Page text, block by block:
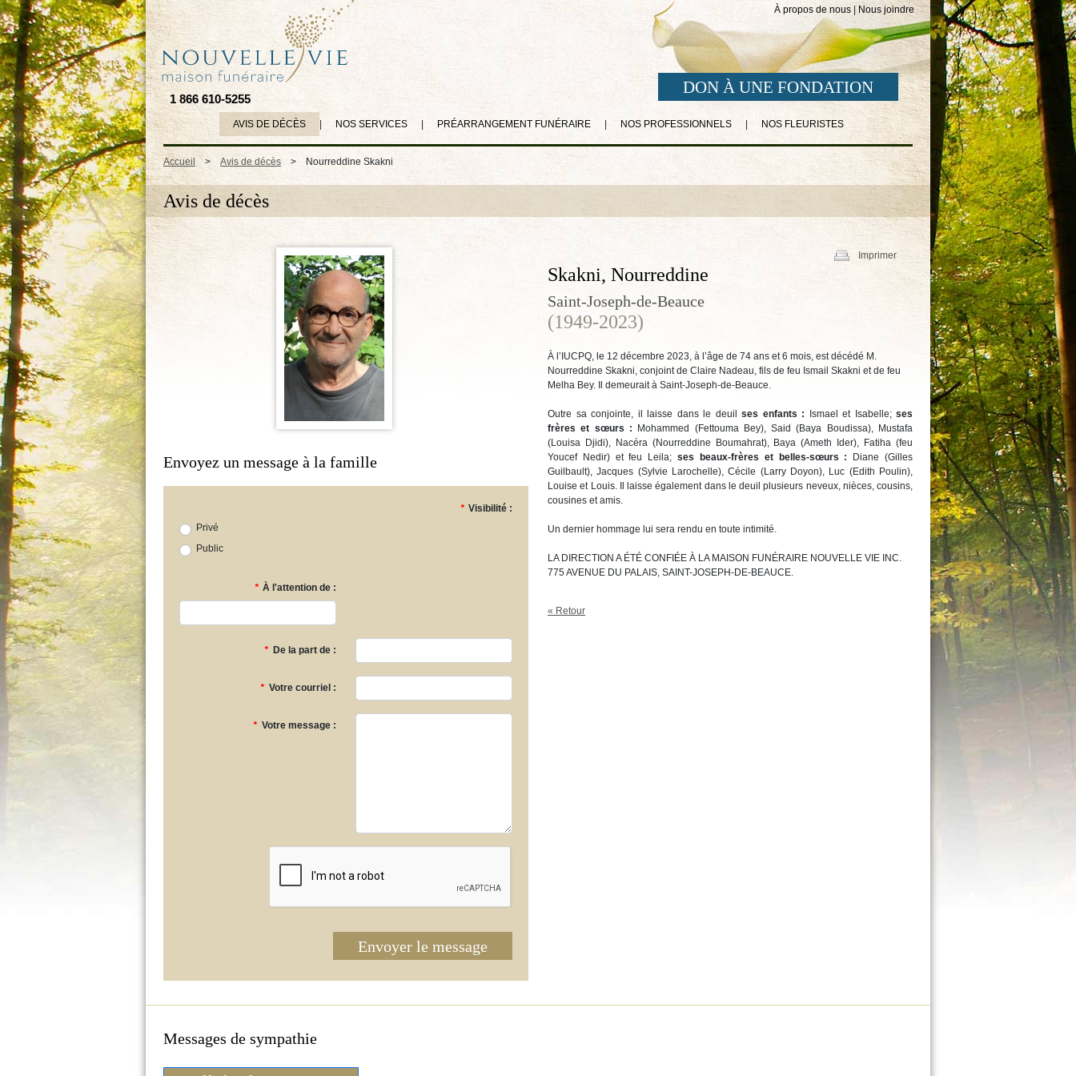
À propos de nous Nous joindre
1 866 610-5255
DON À UNE FONDATION
AVIS DE DÉCÈS NOS SERVICES PRÉARRANGEMENT FUNÉRAIRE NOS PROFESSIONNELS NOS FLEURISTES
Accueil > Avis de décès > Nourreddine Skakni
Avis de décès
Envoyez un message à la famille
* Visibilité :
Privé
Public
* À l'attention de :
* De la part de :
* Votre courriel :
* Votre message :
Envoyer le message
Imprimer
Skakni, Nourreddine
Saint-Joseph-de-Beauce
(1949-2023)
À l’IUCPQ, le 12 décembre 2023, à l’âge de 74 ans et 6 mois, est décédé M.
Nourreddine Skakni, conjoint de Claire Nadeau, fils de feu Ismail Skakni et de feu
Melha Bey. Il demeurait à Saint-Joseph-de-Beauce.
Outre sa conjointe, il laisse dans le deuil ses enfants : Ismael et Isabelle; ses
frères et sœurs : Mohammed (Fettouma Bey), Said (Baya Boudissa), Mustafa
(Louisa Djidi), Nacéra (Nourreddine Boumahrat), Baya (Ameth Ider), Fatiha (feu
Youcef Nedir) et feu Leila;ses beaux-frères et belles-sœurs : Diane (Gilles
Guilbault), Jacques (Sylvie Larochelle), Cécile (Larry Doyon), Luc (Edith Poulin),
Louise et Louis. Il laisse également dans le deuil plusieurs neveux, nièces, cousins,
cousines et amis.
Un dernier hommage lui sera rendu en toute intimité.
LA DIRECTION A ÉTÉ CONFIÉE À LA MAISON FUNÉRAIRE NOUVELLE VIE INC.
775 AVENUE DU PALAIS, SAINT-JOSEPH-DE-BEAUCE.
« Retour
Messages de sympathie